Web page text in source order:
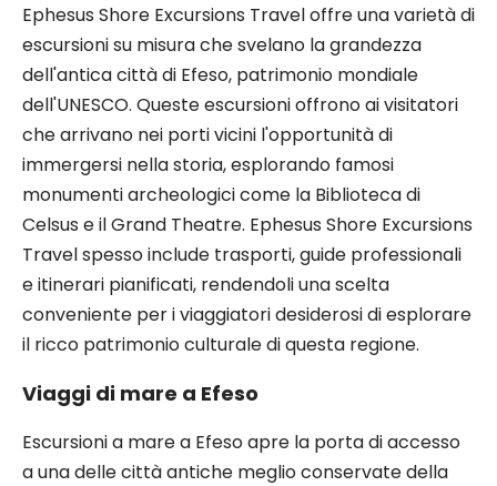
Ephesus Shore Excursions Travel offre una varietà di
escursioni su misura che svelano la grandezza
dell'antica città di Efeso, patrimonio mondiale
dell'UNESCO. Queste escursioni offrono ai visitatori
che arrivano nei porti vicini l'opportunità di
immergersi nella storia, esplorando famosi
monumenti archeologici come la Biblioteca di
Celsus e il Grand Theatre. Ephesus Shore Excursions
Travel spesso include trasporti, guide professionali
e itinerari pianificati, rendendoli una scelta
conveniente per i viaggiatori desiderosi di esplorare
il ricco patrimonio culturale di questa regione.
Viaggi di mare a Efeso
Escursioni a mare a Efeso apre la porta di accesso
a una delle città antiche meglio conservate della